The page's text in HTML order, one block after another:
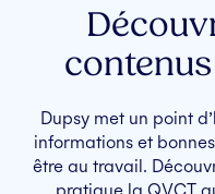
contenus
Dupsy met un point
informations et
être au travail.
pratique la QVCT